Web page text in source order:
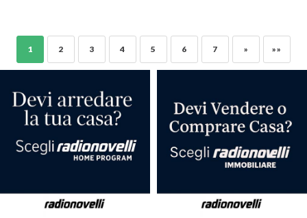
1 2 3 4 5 6 7 » »»